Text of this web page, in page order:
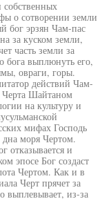
собственных
о сотворении земли
бог эрзян Чам-пас
за куском земли,
часть земли за
бога выплюнуть его,
овраги, горы.
действий Чам-
Шайтаном
на культуру и
мифах Господь
дна моря Чертом.
отказывается и
эпосе Бог создаст
Чертом. Как и в
Черт прячет за
выплевывает, из-за